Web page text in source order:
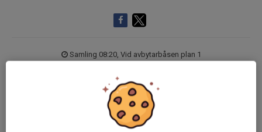
Samling 08:20, Vid avbytarbåsen plan 1
Logga in här
*Obs! Endast 30 min samling - så kom i tid!*
Träningsmatch i vanliga spelformen 7 vs 7, utomhus på Stadshagens
*uppvärmda* konstgräs